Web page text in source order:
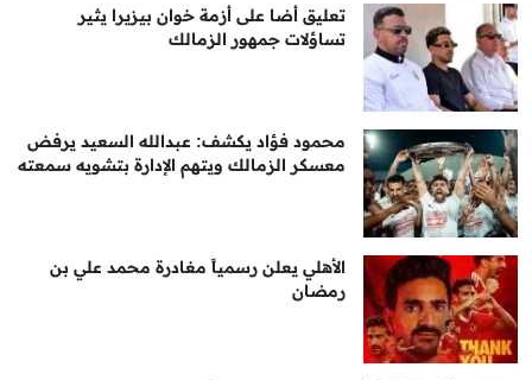
تعليق أضا على أزمة خوان بيزيرا يثير
تساؤلات جمهور الزمالك
محمود فؤاد يكشف: عبدالله السعيد يرفض
معسكر الزمالك ويتهم الإدارة بتشويه سمعته
الأهلي يعلن رسمياً مغادرة محمد علي بن
رمضان